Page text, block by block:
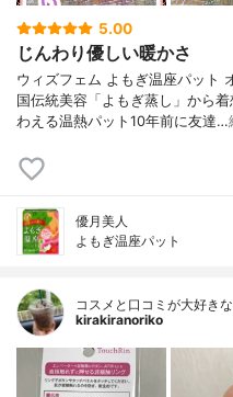
5.00
じんわり優しい暖かさ
ウィズフェム よもぎ温座パット
国伝統美容「よもぎ蒸し」から
わえる温熱パット10年前に友達…
優月美人
よもぎ温座パット
コスメと口コミが大好き
kirakiranoriko